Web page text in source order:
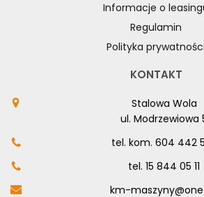
Informacje o
Regulamin
Polityka prywatności
KONTAKT
Stalowa Wola
ul. Modrzewiowa
tel. kom. 604 442
tel. 15 844 05 11
km-